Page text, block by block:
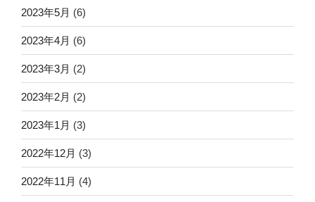
2023年5月 (6)
2023年4月 (6)
2023年3月 (2)
2023年2月 (2)
2023年1月 (3)
2022年12月 (3)
2022年11月 (4)